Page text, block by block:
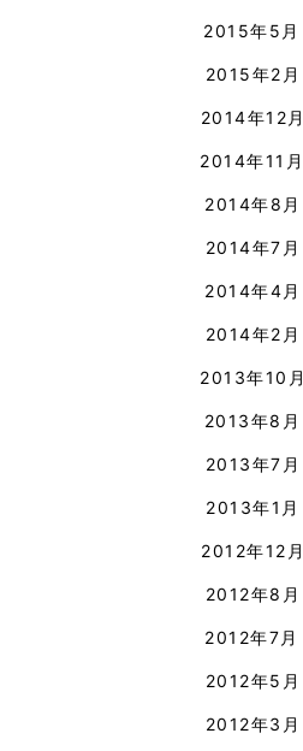
2015年5月
2015年2月
2014年12月
2014年11月
2014年8月
2014年7月
2014年4月
2014年2月
2013年10月
2013年8月
2013年7月
2013年1月
2012年12月
2012年8月
2012年7月
2012年5月
2012年3月